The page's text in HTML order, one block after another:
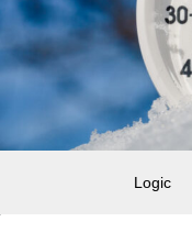
Logic